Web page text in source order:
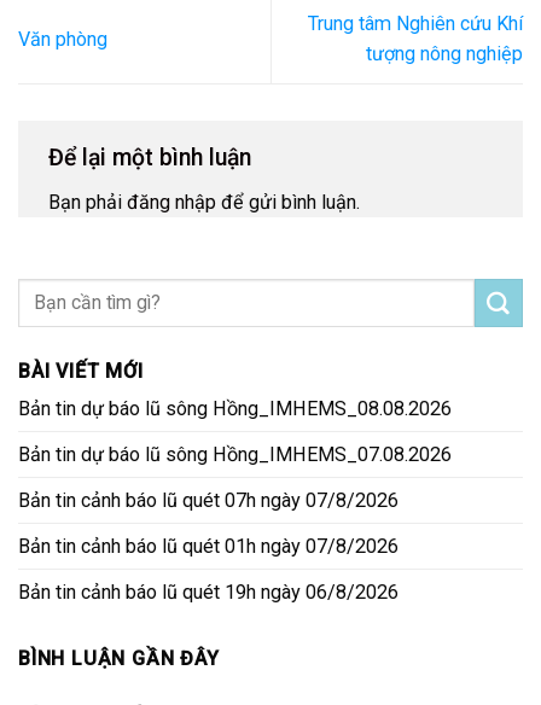
Văn phòng
Trung tâm Nghiên cứu Khí
tượng nông nghiệp
Để lại một bình luận
Bạn phải đăng nhập để gửi bình luận.
BÀI VIẾT MỚI
Bản tin dự báo lũ sông Hồng_IMHEMS_08.08.2026
Bản tin dự báo lũ sông Hồng_IMHEMS_07.08.2026
Bản tin cảnh báo lũ quét 07h ngày 07/8/2026
Bản tin cảnh báo lũ quét 01h ngày 07/8/2026
Bản tin cảnh báo lũ quét 19h ngày 06/8/2026
BÌNH LUẬN GẦN ĐÂY